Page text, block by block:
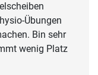
Übungen
Bin sehr
wenig Platz